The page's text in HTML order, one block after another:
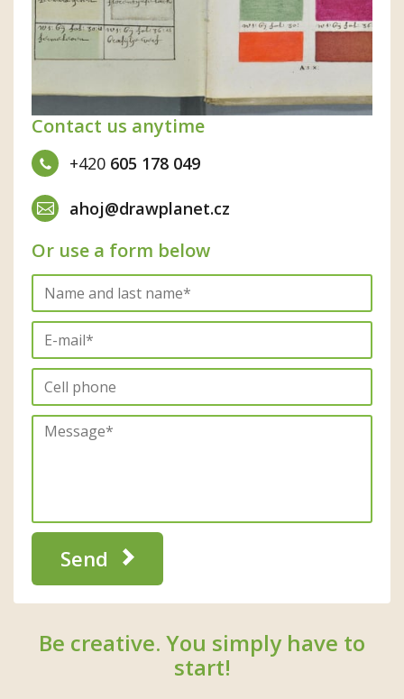
Contact us anytime
+420 605 178 049
ahoj@drawplanet.cz
Or use a form below
Send
Be creative. You simply have to
start!